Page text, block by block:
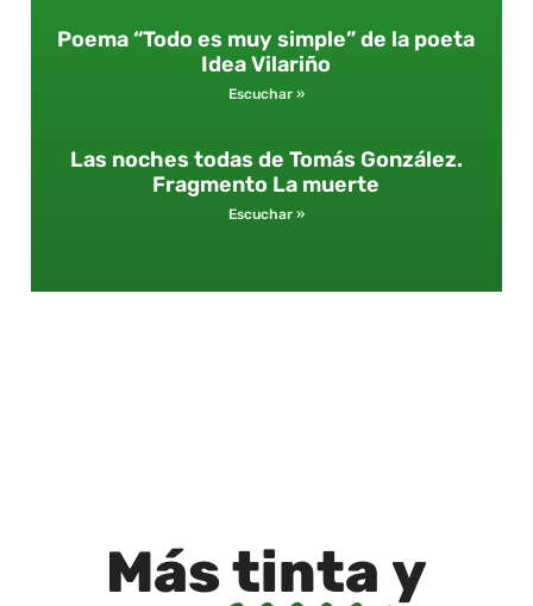
Poema “Todo es muy simple” de la poeta
Idea Vilariño
Escuchar »
Las noches todas de Tomás González.
Fragmento La muerte
Escuchar »
Mástinta y